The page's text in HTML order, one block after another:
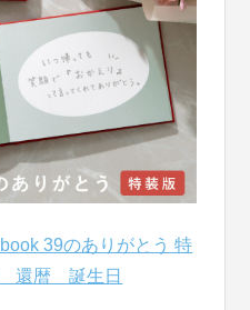
39のありがとう 特
還暦 誕生日